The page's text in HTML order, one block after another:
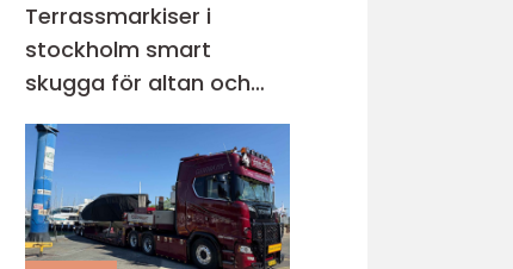
Terrassmarkiser i
stockholm smart
skugga för altan och
uteplats